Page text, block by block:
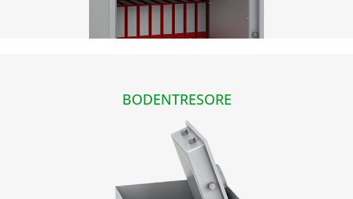
BODENTRESORE